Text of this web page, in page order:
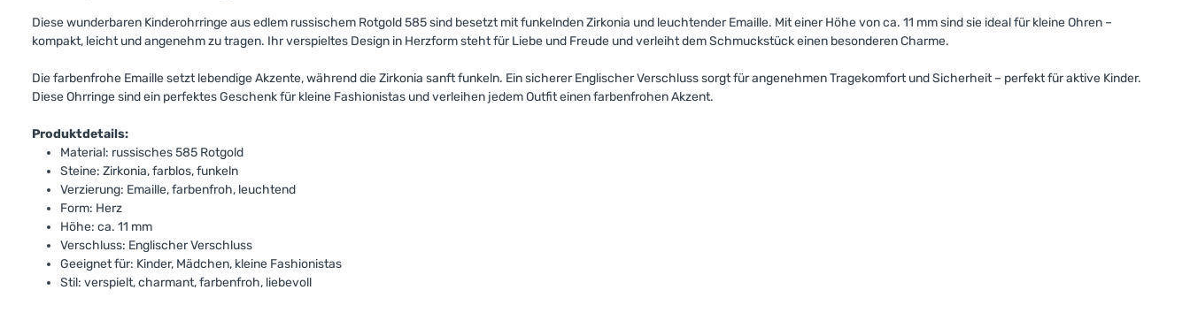
Diese wunderbaren Kinderohrringe aus edlem russischem Rotgold 585 sind besetzt mit funkelnden Zirkonia und leuchtender Emaille. Mit einer Höhe von ca. 11 mm sind sie ideal für kleine Ohren –
kompakt, leicht und angenehm zu tragen. Ihr verspieltes Design in Herzform steht für Liebe und Freude und verleiht dem Schmuckstück einen besonderen Charme.
Die farbenfrohe Emaille setzt lebendige Akzente, während die Zirkonia sanft funkeln. Ein sicherer Englischer Verschluss sorgt für angenehmen Tragekomfort und Sicherheit – perfekt für aktive Kinder.
Diese Ohrringe sind ein perfektes Geschenk für kleine Fashionistas und verleihen jedem Outfit einen farbenfrohen Akzent.
Produktdetails:
Material: russisches 585 Rotgold
Steine: Zirkonia, farblos, funkeln
Verzierung: Emaille, farbenfroh, leuchtend
Form: Herz
Höhe: ca. 11 mm
Verschluss: Englischer Verschluss
Geeignet für: Kinder, Mädchen, kleine Fashionistas
Stil: verspielt, charmant, farbenfroh, liebevoll